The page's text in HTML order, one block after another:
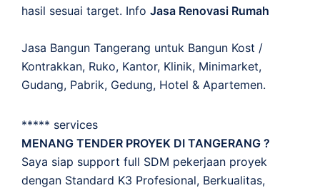
hasil sesuai target. Info Jasa Renovasi Rumah
Jasa Bangun Tangerang untuk Bangun Kost /
Kontrakkan, Ruko, Kantor, Klinik, Minimarket,
Gudang, Pabrik, Gedung, Hotel & Apartemen.
***** services
MENANG TENDER PROYEK DI TANGERANG ?
Saya siap support full SDM pekerjaan proyek
dengan Standard K3 Profesional, Berkualitas,